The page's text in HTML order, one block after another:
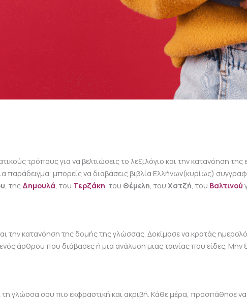
τρόπους για να βελτιώσεις το λεξιλόγιο και την κατανόηση
παράδειγμα, μπορείς να διαβάσεις βιβλία Ελλήνων(κυρίως)
, της Δημουλά, του Τερζάκη, του Θέμελη, του Χατζή, του Βαλτινού
κατανόηση της δομής της γλώσσας. Δοκίμασε να κρατάς
άρθρου που διάβασες ή μια ανάλυση μιας ταινίας που είδες. Μην
γλώσσα σου πιο εκφραστική και ακριβή. Κάθε μέρα, προσπάθησε να